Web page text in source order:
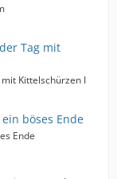
Tag mit
Kittelschürzen I
böses Ende
Ende